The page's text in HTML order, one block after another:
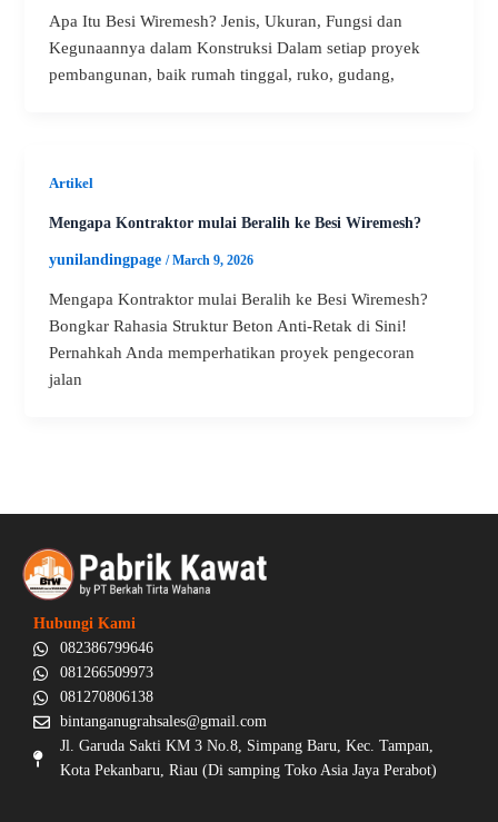
Apa Itu Besi Wiremesh? Jenis, Ukuran, Fungsi dan
Kegunaannya dalam Konstruksi Dalam setiap proyek
pembangunan, baik rumah tinggal, ruko, gudang,
Artikel
Mengapa Kontraktor mulai Beralih ke Besi Wiremesh?
yunilandingpage/March 9, 2026
Mengapa Kontraktor mulai Beralih ke Besi Wiremesh?
Bongkar Rahasia Struktur Beton Anti-Retak di Sini!
Pernahkah Anda memperhatikan proyek pengecoran
jalan
Hubungi Kami
082386799646
081266509973
081270806138
bintanganugrahsales@gmail.com
Jl. Garuda Sakti KM 3 No.8, Simpang Baru, Kec. Tampan,
Kota Pekanbaru, Riau (Di samping Toko Asia Jaya Perabot)